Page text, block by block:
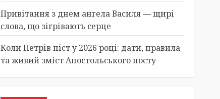
Привітання з днем ангела Василя — щирі
слова, що зігрівають серце
Коли Петрів піст у 2026 році: дати, правила
та живий зміст Апостольського посту